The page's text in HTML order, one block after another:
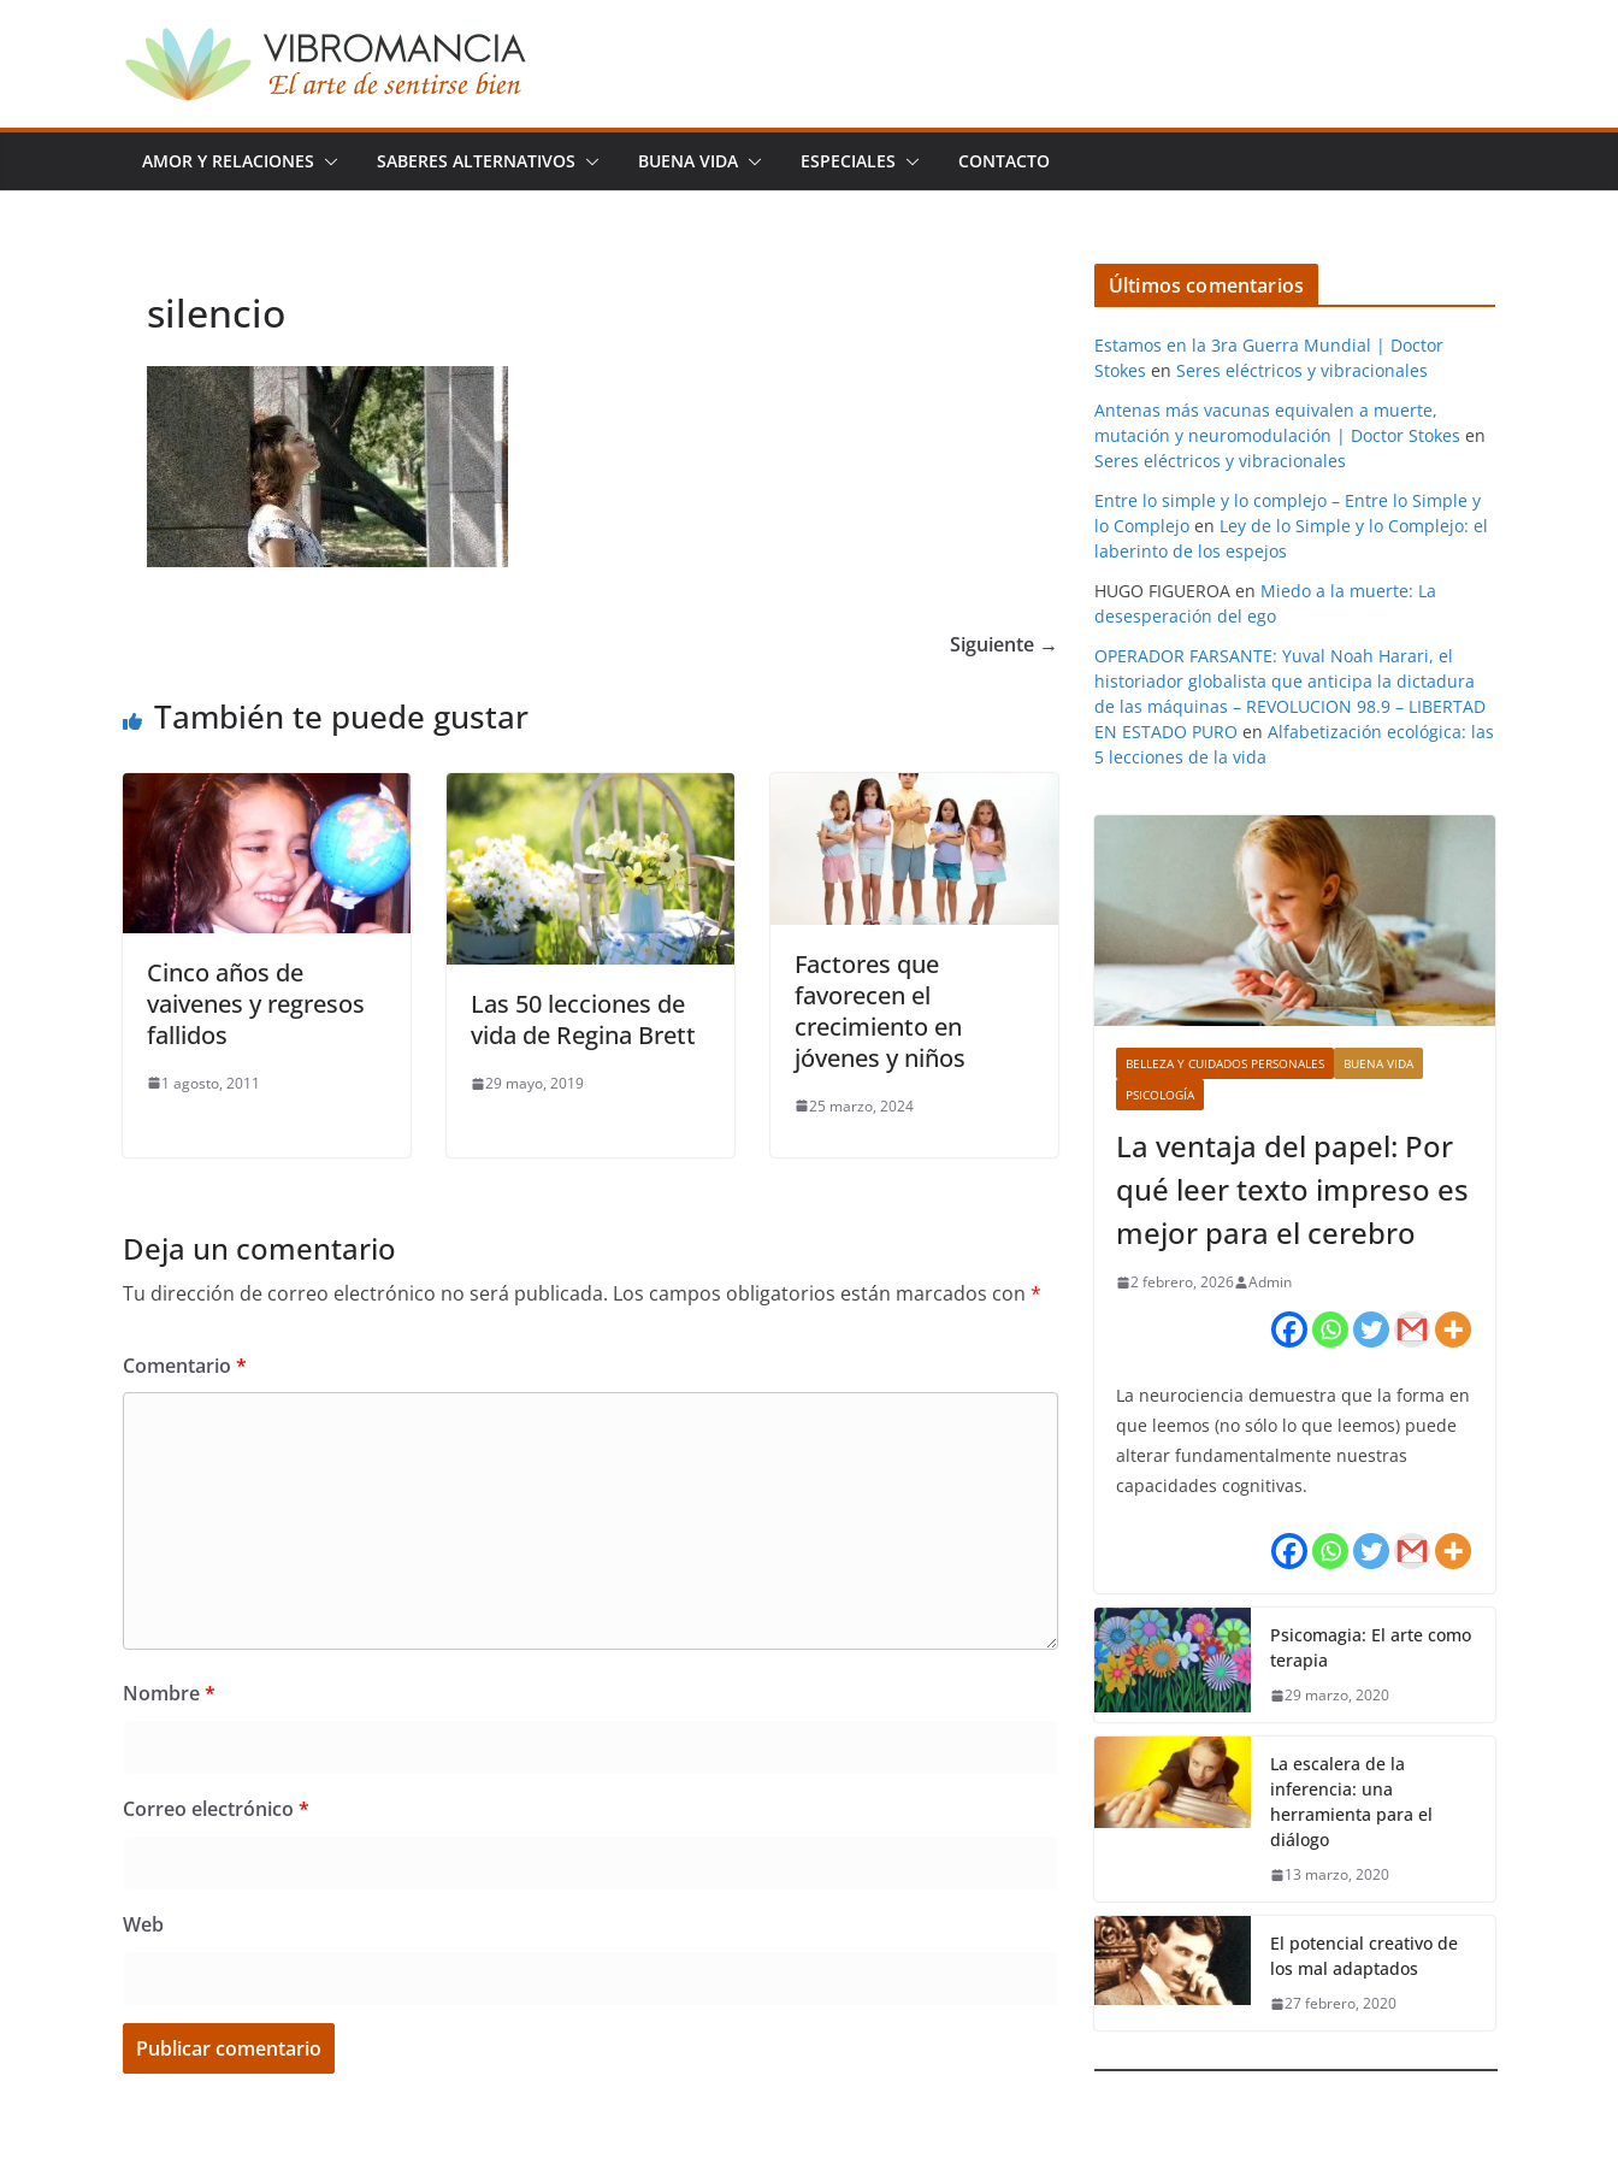
AMOR Y RELACIONES SABERES ALTERNATIVOS BUENA VIDA ESPECIALES CONTACTO
silencio
Siguiente →
También te puede gustar
Cinco años de
vaivenes y regresos
fallidos
1 agosto, 2011
Las 50 lecciones de
vida de Regina Brett
29 mayo, 2019
Factores que
favorecen el
crecimiento en
jóvenes y niños
25 marzo, 2024
Deja un comentario
Tu dirección de correo electrónico no será publicada. Los campos obligatorios están marcados con *
Comentario *
Nombre*
Correo electrónico *
Web
Últimos comentarios
Estamos en la 3ra Guerra Mundial | Doctor
Stokes en Seres eléctricos y vibracionales
Antenas más vacunas equivalen a muerte,
mutación y neuromodulación | Doctor Stokes en
Seres eléctricos y vibracionales
Entre lo simple y lo complejo – Entre lo Simple y
lo Complejo en Ley de lo Simple y lo Complejo: el
laberinto de los espejos
HUGO FIGUEROA en Miedo a la muerte: La
desesperación del ego
OPERADOR FARSANTE: Yuval Noah Harari, el
historiador globalista que anticipa la dictadura
de las máquinas – REVOLUCION 98.9 – LIBERTAD
EN ESTADO PURO en Alfabetización ecológica: las
5 lecciones de la vida
BELLEZA Y CUIDADOS PERSONALES
BUENA VIDA
PSICOLOGÍA
La ventaja del papel: Por
qué leer texto impreso es
mejor para el cerebro
2 febrero, 2026 Admin
La neurociencia demuestra que la forma en
que leemos (no sólo lo que leemos) puede
alterar fundamentalmente nuestras
capacidades cognitivas.
Psicomagia: El arte como
terapia
29 marzo, 2020
La escalera de la
inferencia: una
herramienta para el
diálogo
13 marzo, 2020
El potencial creativo de
los mal adaptados
27 febrero, 2020